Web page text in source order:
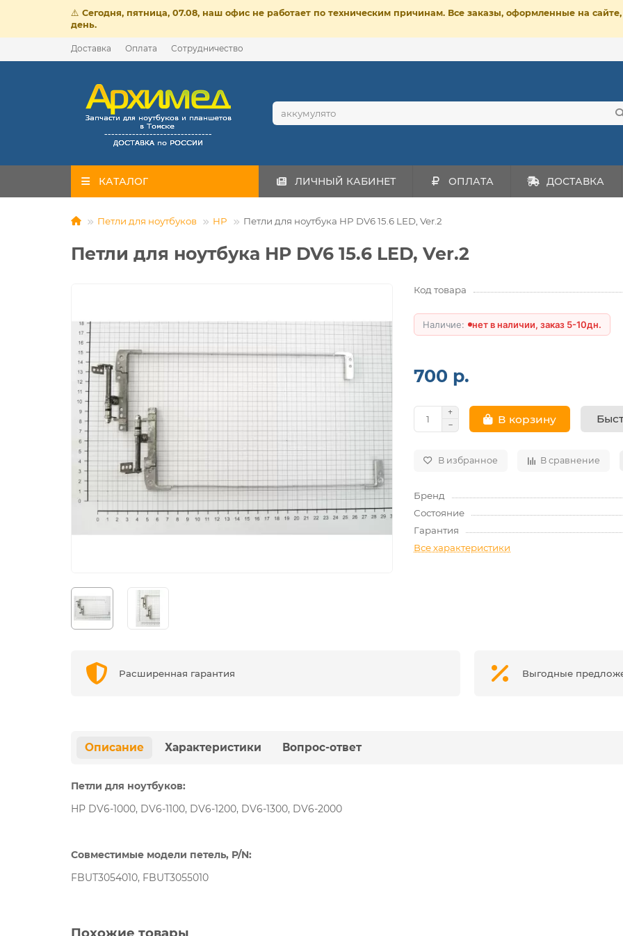
⚠️ Сегодня, пятница, 07.08, наш офис не работает по техническим причинам. Все заказы, оформленные на
день.
Доставка Оплата Сотрудничество
КАТАЛОГ ЛИЧНЫЙ КАБИНЕТ ОПЛАТА ДОСТАВКА
Петли для ноутбуков HP Петли для ноутбука HP DV6 15.6 LED, Ver.2
Петли для ноутбука HP DV6 15.6 LED, Ver.2
Код товара
нет в наличии, заказ 5-10дн.
700 р.
В корзину
В избранное В сравнение
Бренд
Состояние
Гарантия
Все характеристики
Расширенная гарантия Выгодные
Описание Характеристики Вопрос-ответ
Петли для ноутбуков:
HP DV6-1000, DV6-1100, DV6-1200, DV6-1300, DV6-2000
Совместимые модели петель, P/N:
FBUT3054010, FBUT3055010
Похожие товары